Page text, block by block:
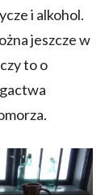
i alkohol.
jeszcze w
to o